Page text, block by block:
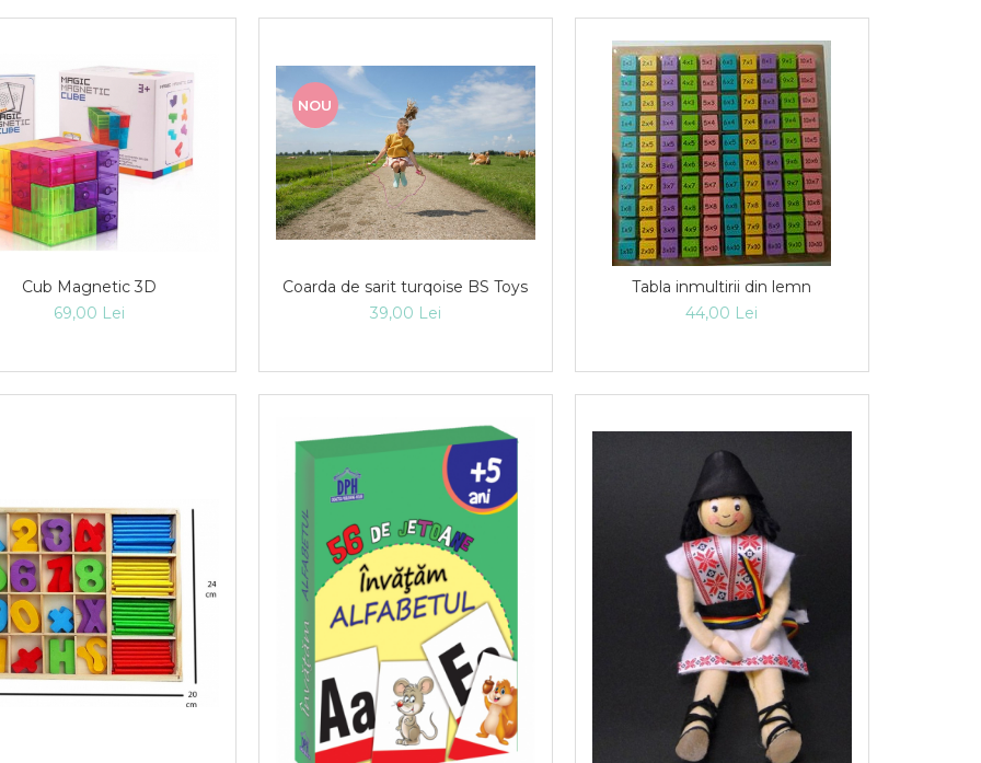
Cub Magnetic 3D
69,00 Lei
NOU
Coarda de sarit turqoise BS Toys
39,00 Lei
Tabla inmultirii din lemn
44,00 Lei